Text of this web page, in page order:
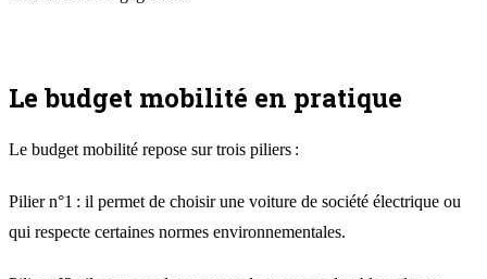
Le budget mobilité en pratique
Le budget mobilité repose sur trois piliers :
Pilier n°1 : il permet de choisir une voiture de société électrique ou
qui respecte certaines normes environnementales.